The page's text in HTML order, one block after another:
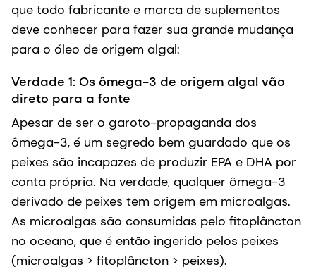
que todo fabricante e marca de suplementos
deve conhecer para fazer sua grande mudança
para o óleo de origem algal:
Verdade 1: Os ômega-3 de origem algal vão
direto para a fonte
Apesar de ser o garoto-propaganda dos
ômega-3, é um segredo bem guardado que os
peixes são incapazes de produzir EPA e DHA por
conta própria. Na verdade, qualquer ômega-3
derivado de peixes tem origem em microalgas.
As microalgas são consumidas pelo fitoplâncton
no oceano, que é então ingerido pelos peixes
(microalgas > fitoplâncton > peixes).